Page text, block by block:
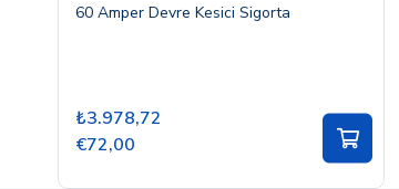
60 Amper Devre Kesici Sigorta
₺3.978,72
€72,00